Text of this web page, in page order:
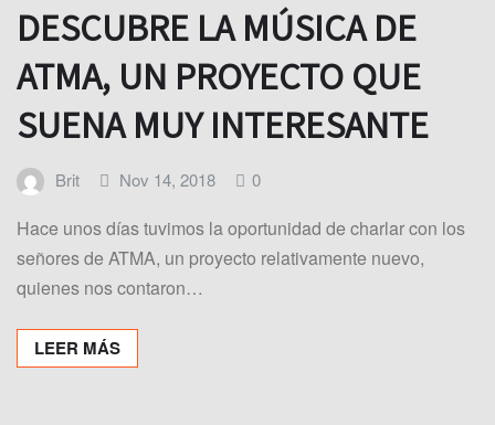
DESCUBRE LA MÚSICA DE
ATMA, UN PROYECTO QUE
SUENA MUY INTERESANTE
Brit Nov 14, 2018 0
Hace unos días tuvimos la oportunidad de charlar con los
señores de ATMA, un proyecto relativamente nuevo,
quienes nos contaron…
LEER MÁS